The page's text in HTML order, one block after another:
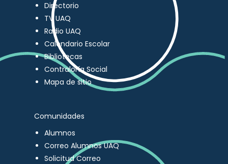
Directorio
TV UAQ
Radio UAQ
Calendario Escolar
Bibliotecas
Contraloría Social
Mapa de sitio
Comunidades
Alumnos
Correo Alumnos UAQ
Solicitud Correo